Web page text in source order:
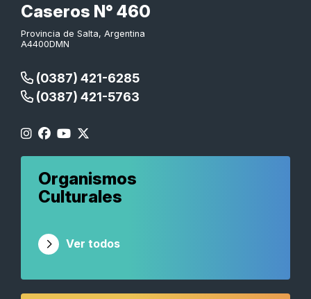
Caseros N° 460
Provincia de Salta, Argentina
A4400DMN
(0387) 421-6285
(0387) 421-5763
Organismos
Culturales
Ver todos